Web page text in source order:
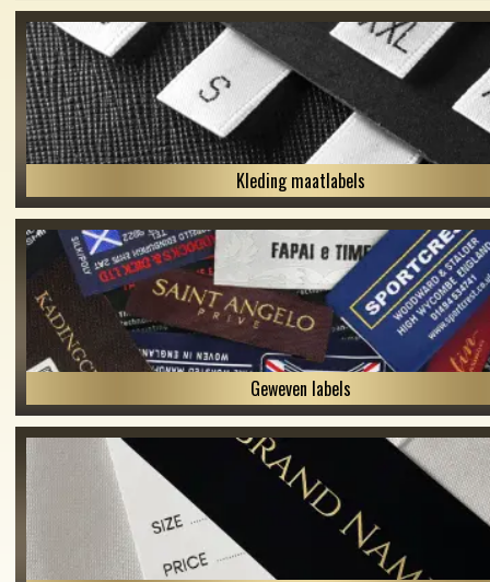
Kleding maatlabels
Geweven labels